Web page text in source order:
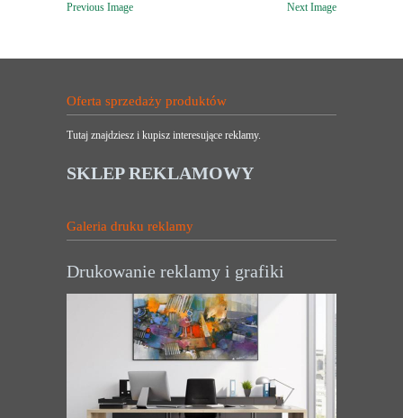
Previous Image Next Image
Oferta sprzedaży produktów
Tutaj znajdziesz i kupisz interesujące reklamy.
SKLEP REKLAMOWY
Galeria druku reklamy
Drukowanie reklamy i grafiki